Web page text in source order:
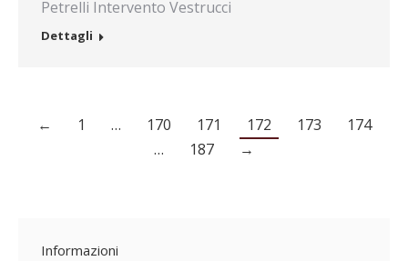
Petrelli Intervento Vestrucci
Dettagli
← 1 … 170 171 172 173
174
…
187 →
Informazioni